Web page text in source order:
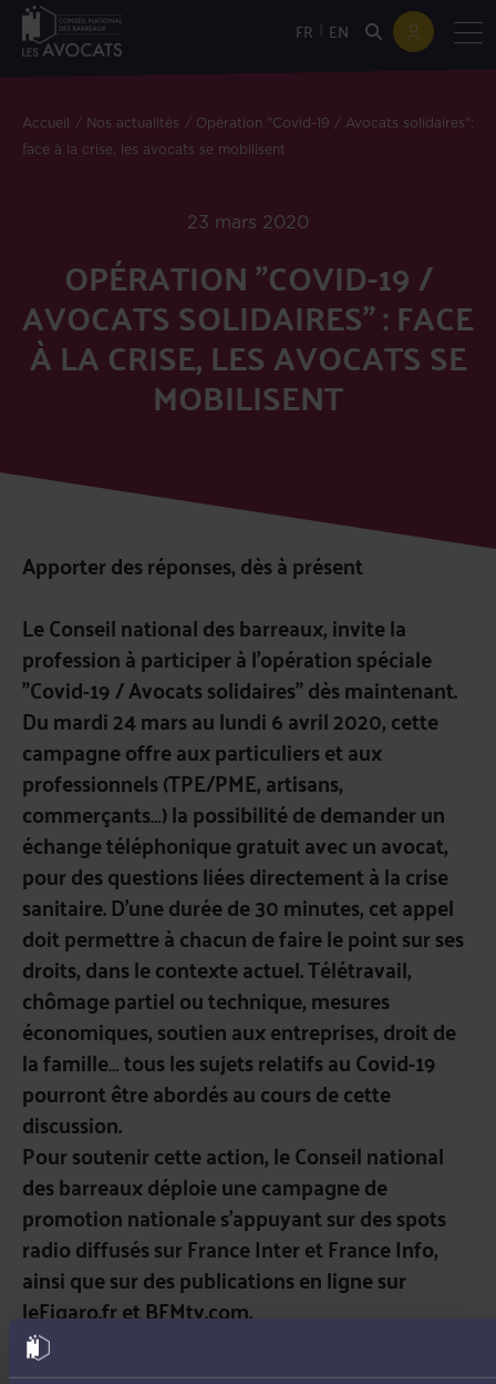
FR EN
Accueil Nos actualités
Opération "Covid-19 / Avocats solidaires":
face à la crise, les avocats se mobilisent
23 mars 2020
OPÉRATION "COVID-19 /
AVOCATS SOLIDAIRES" : FACE
À LA CRISE, LES AVOCATS SE
MOBILISENT
Apporter des réponses, dès à présent
Le Conseil national des barreaux, invite la
profession à participer à l’opération spéciale
"Covid-19 / Avocats solidaires" dès maintenant.
Du mardi 24 mars au lundi 6 avril 2020, cette
campagne offre aux particuliers et aux
professionnels (TPE/PME, artisans,
commerçants…) la possibilité de demander un
échange téléphonique gratuit avec un avocat,
pour des questions liées directement à la crise
sanitaire. D’une durée de 30 minutes, cet appel
doit permettre à chacun de faire le point sur ses
droits, dans le contexte actuel. Télétravail,
chômage partiel ou technique, mesures
économiques, soutien aux entreprises, droit de
la famille… tous les sujets relatifs au Covid-19
pourront être abordés au cours de cette
discussion.
Pour soutenir cette action, le Conseil national
des barreaux déploie une campagne de
promotion nationale s’appuyant sur des spots
radio diffusés sur France Inter et France Info,
ainsi que sur des publications en ligne sur
leFigaro.fr et BFMtv.com.
Comment cela fonctionne-t-il ?